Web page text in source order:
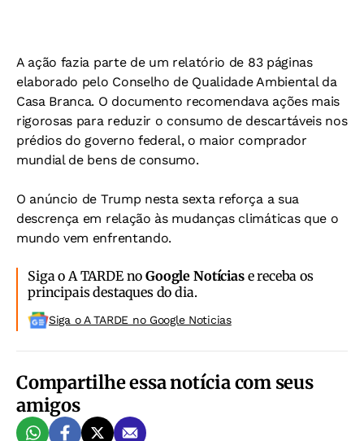
A ação fazia parte de um relatório de 83 páginas
elaborado pelo Conselho de Qualidade Ambiental da
Casa Branca. O documento recomendava ações mais
rigorosas para reduzir o consumo de descartáveis nos
prédios do governo federal, o maior comprador
mundial de bens de consumo.
O anúncio de Trump nesta sexta reforça a sua
descrença em relação às mudanças climáticas que o
mundo vem enfrentando.
Siga o A TARDE noGoogle Notíciase receba os
principais destaques do dia.
Siga o A TARDE no Google Noticias
Compartilhe essa notícia com seus
amigos